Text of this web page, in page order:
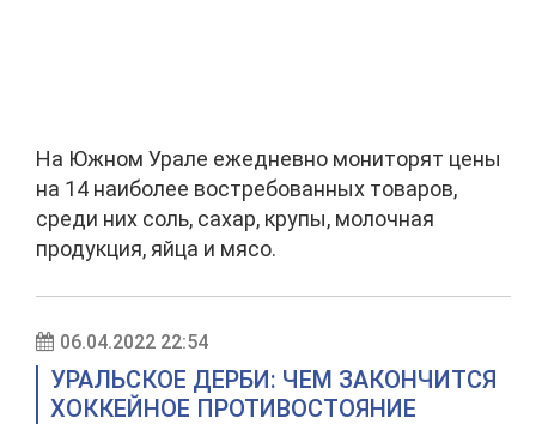
На Южном Урале ежедневно мониторят цены
на 14 наиболее востребованных товаров,
среди них соль, сахар, крупы, молочная
продукция, яйца и мясо.
06.04.2022 22:54
УРАЛЬСКОЕ ДЕРБИ: ЧЕМ ЗАКОНЧИТСЯ
ХОККЕЙНОЕ ПРОТИВОСТОЯНИЕ